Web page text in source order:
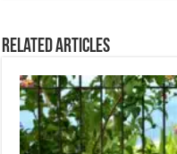
Related Articles